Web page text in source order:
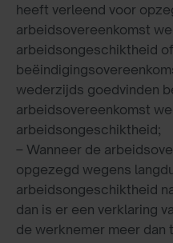
heeft verleend voor
arbeidsovereenkomst
arbeidsongeschiktheid
wederzijds goedvinden
arbeidsovereenkomst
arbeidsongeschiktheid;
– Wanneer de
opgezegd wegens
arbeidsongeschiktheid
dan is er een verklaring
de werknemer meer dan